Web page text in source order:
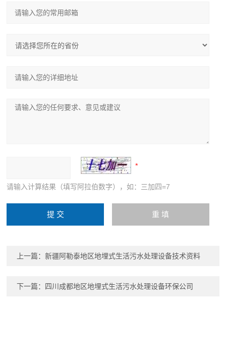
请输入计算结果（填写阿拉伯数字），如：三加四=7
上一篇：新疆阿勒泰地区地埋式生活污水处理设备技术资料
下一篇： 四川成都地区地埋式生活污水处理设备环保公司